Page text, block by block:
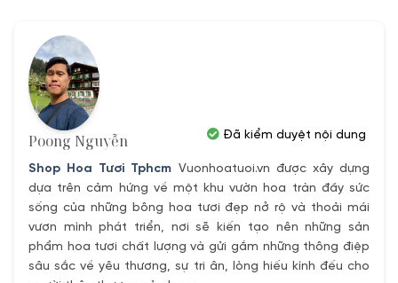
Poong Nguyễn
Shop Hoa Tươi Tphcm Vuonhoatuoi.vn được xây dựng
dựa trên cảm hứng về một khu vườn hoa tràn đầy sức
sống của những bông hoa tươi đẹp nở rộ và thoải mái
vươn mình phát triển, nơi sẽ kiến tạo nên những sản
phẩm hoa tươi chất lượng và gửi gắm những thông điệp
sâu sắc về yêu thương, sự tri ân, lòng hiếu kính đếu cho
Đã kiểm duyệt nội dung